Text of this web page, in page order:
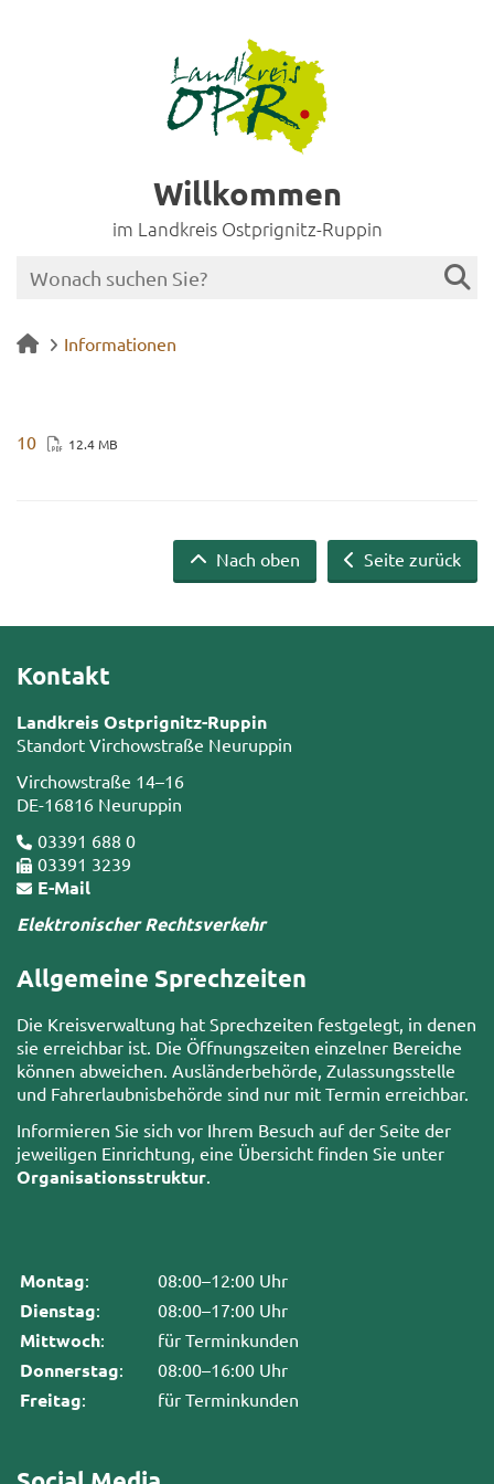
Willkommen
im Landkreis Ostprignitz-Ruppin
Informationen
10 12.4 MB
Seite zurück
Nach oben
Kontakt
Landkreis Ostprignitz-Ruppin
Standort Virchowstraße Neuruppin
Virchowstraße 14–16
DE-16816 Neuruppin
03391 688 0
03391 3239
E-Mail
Elektronischer Rechtsverkehr
Allgemeine Sprechzeiten
Die Kreisverwaltung hat Sprechzeiten festgelegt, in denen
sie erreichbar ist. Die Öffnungszeiten einzelner Bereiche
können abweichen. Ausländerbehörde, Zulassungsstelle
und Fahrerlaubnisbehörde sind nur mit Termin erreichbar.
Informieren Sie sich vor Ihrem Besuch auf der Seite der
jeweiligen Einrichtung, eine Übersicht finden Sie unter
Organisationsstruktur
Montag: 08:00–12:00 Uhr
Dienstag: 08:00–17:00 Uhr
Mittwoch: für Terminkunden
Donnerstag: 08:00–16:00 Uhr
Freitag: für Terminkunden